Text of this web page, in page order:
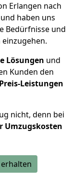
Erlangen nach
haben uns
Bedürfnisse und
Lösungen und
Kunden den
Leistungen
nicht, denn bei
Umzugskosten